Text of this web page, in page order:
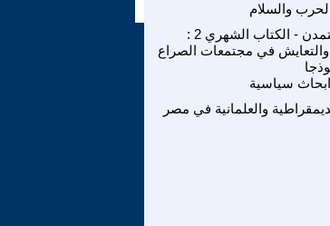
والسلام
الحوار المتمدن - الكتاب الشهري 2 :
في مجتمعات الصراع
سياسية
والعلمانية في مصر